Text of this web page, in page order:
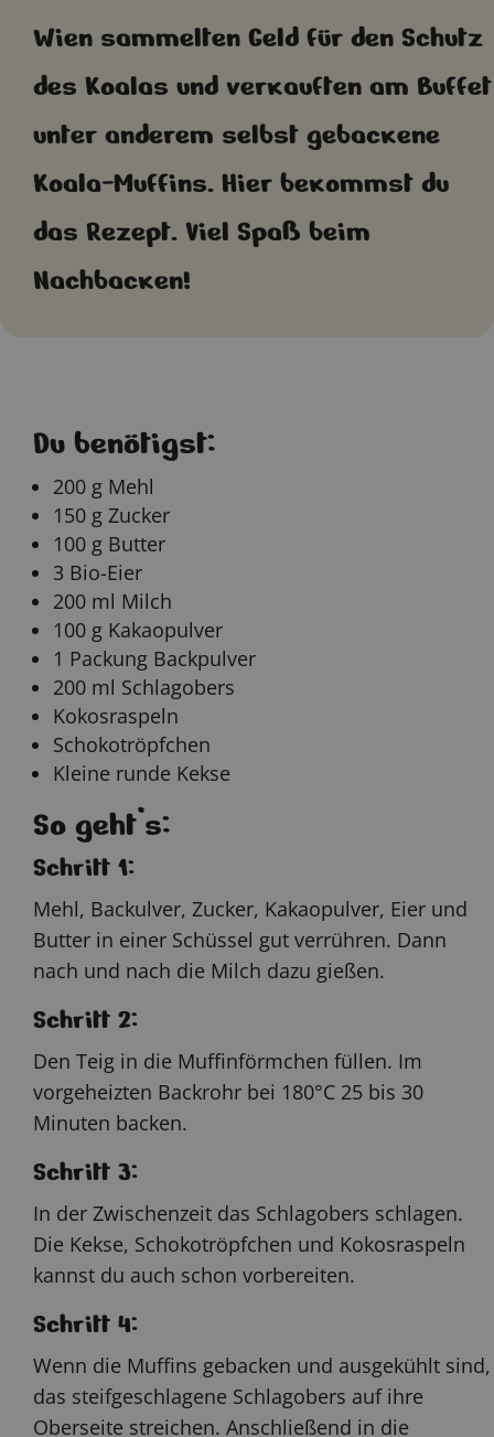
Wien sammelten Geld für den Schutz
des Koalas und verkauften am Buffet
unter anderem selbst gebackene
Koala-Muffins. Hier bekommst du
das Rezept. Viel Spaß beim
Nachbacken!
Du benötigst:
200 g Mehl
150 g Zucker
100 g Butter
3 Bio-Eier
200 ml Milch
100 g Kakaopulver
1 Packung Backpulver
200 ml Schlagobers
Kokosraspeln
Schokotröpfchen
Kleine runde Kekse
So geht’s:
Schritt 1:
Mehl, Backulver, Zucker, Kakaopulver, Eier und
Butter in einer Schüssel gut verrühren. Dann
nach und nach die Milch dazu gießen.
Schritt 2:
Den Teig in die Muffinförmchen füllen. Im
vorgeheizten Backrohr bei 180°C 25 bis 30
Minuten backen.
Schritt 3:
In der Zwischenzeit das Schlagobers schlagen.
Die Kekse, Schokotröpfchen und Kokosraspeln
kannst du auch schon vorbereiten.
Schritt 4:
Wenn die Muffins gebacken und ausgekühlt sind,
das steifgeschlagene Schlagobers auf ihre
Oberseite streichen. Anschließend in die